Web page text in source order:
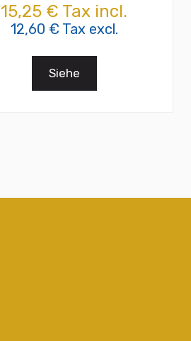
15,25 € Tax incl.
12,60 € Tax excl.
Siehe